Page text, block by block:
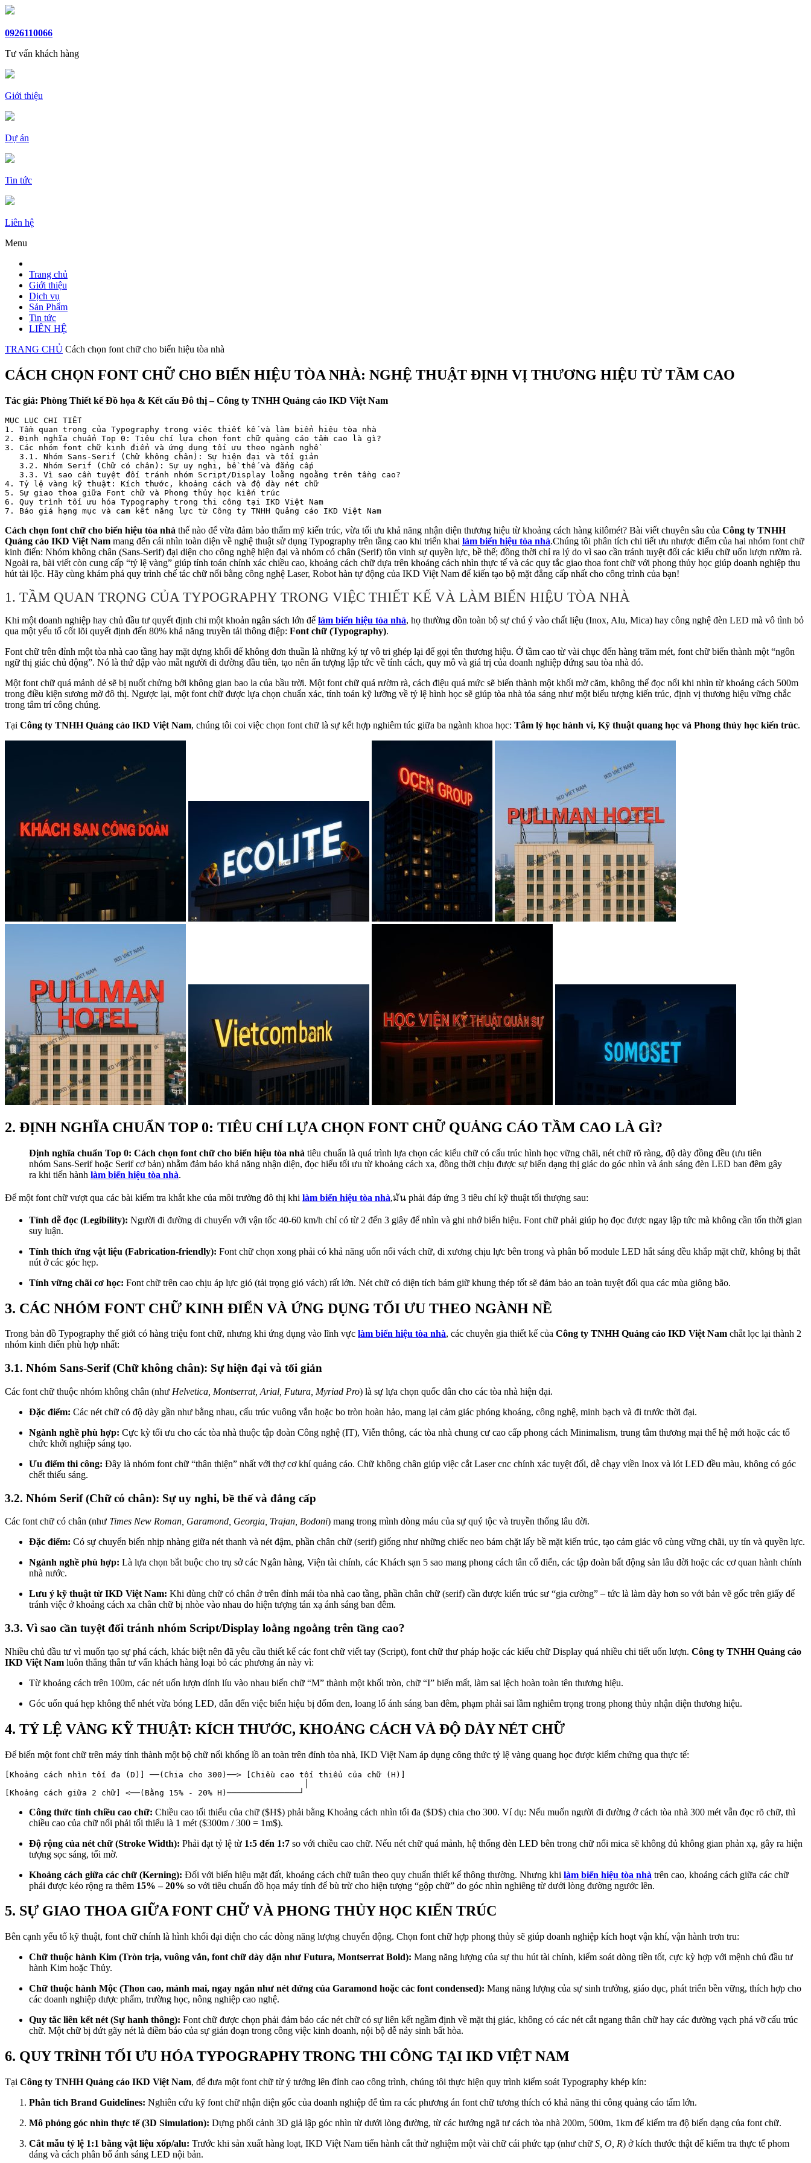
0926110066
Tư vấn khách hàng
Giới thiệu
Dự án
Tin tức
Liên hệ
Menu
Trang chủ
Giới thiệu
Dịch vụ
Sản Phẩm
Tin tức
LIÊN HỆ
TRANG CHỦ Cách chọn font chữ cho biển hiệu tòa nhà
CÁCH CHỌN FONT CHỮ CHO BIỂN HIỆU TÒA NHÀ: NGHỆ THUẬT ĐỊNH VỊ THƯƠNG HIỆU TỪ TẦM CAO
Tác giả: Phòng Thiết kế Đồ họa & Kết cấu Đô thị – Công ty TNHH Quảng cáo IKD Việt Nam
MỤC LỤC CHI TIẾT
1. Tầm quan trọng của Typography trong việc thiết kế và làm biển hiệu tòa nhà
2. Định nghĩa chuẩn Top 0: Tiêu chí lựa chọn font chữ quảng cáo tầm cao là gì?
3. Các nhóm font chữ kinh điển và ứng dụng tối ưu theo ngành nghề
   3.1. Nhóm Sans-Serif (Chữ không chân): Sự hiện đại và tối giản
   3.2. Nhóm Serif (Chữ có chân): Sự uy nghi, bề thế và đẳng cấp
   3.3. Vì sao cần tuyệt đối tránh nhóm Script/Display loằng ngoằng trên tầng cao?
4. Tỷ lệ vàng kỹ thuật: Kích thước, khoảng cách và độ dày nét chữ
5. Sự giao thoa giữa Font chữ và Phong thủy học kiến trúc
6. Quy trình tối ưu hóa Typography trong thi công tại IKD Việt Nam
Cách chọn font chữ cho biển hiệu tòa nhà thế nào để vừa đảm bảo thẩm mỹ kiến trúc, vừa tối ưu khả năng nhận diện thương hiệu từ khoảng cách hàng kilômét? Bài viết chuyên sâu của Công ty TNHH
Quảng cáo IKD Việt Nam mang đến cái nhìn toàn diện về nghệ thuật sử dụng Typography trên tầng cao khi triển khai làm biển hiệu tòa nhà.Chúng tôi phân tích chi tiết ưu nhược điểm của hai nhóm font chữ
kinh điển: Nhóm không chân (Sans-Serif) đại diện cho công nghệ hiện đại và nhóm có chân (Serif) tôn vinh sự quyền lực, bề thế; đồng thời chỉ ra lý do vì sao cần tránh tuyệt đối các kiểu chữ uốn lượn rườm rà.
Ngoài ra, bài viết còn cung cấp “tỷ lệ vàng” giúp tính toán chính xác chiều cao, khoảng cách chữ dựa trên khoảng cách nhìn thực tế và các quy tắc giao thoa font chữ với phong thủy học giúp doanh nghiệp thu
hút tài lộc. Hãy cùng khám phá quy trình chế tác chữ nổi bằng công nghệ Laser, Robot hàn tự động của IKD Việt Nam để kiến tạo bộ mặt đẳng cấp nhất cho công trình của bạn!
1. TẦM QUAN TRỌNG CỦA TYPOGRAPHY TRONG VIỆC THIẾT KẾ VÀ LÀM BIỂN HIỆU TÒA NHÀ
Khi một doanh nghiệp hay chủ đầu tư quyết định chi một khoản ngân sách lớn để làm biển hiệu tòa nhà, họ thường dồn toàn bộ sự chú ý vào chất liệu (Inox, Alu, Mica) hay công nghệ đèn LED mà vô tình bỏ
qua một yếu tố cốt lõi quyết định đến 80% khả năng truyền tải thông điệp: Font chữ (Typography).
Font chữ trên đỉnh một tòa nhà cao tầng hay mặt dựng khối đế không đơn thuần là những ký tự vô tri ghép lại để gọi tên thương hiệu. Ở tầm cao từ vài chục đến hàng trăm mét, font chữ biến thành một “ngôn
ngữ thị giác chủ động”. Nó là thứ đập vào mắt người đi đường đầu tiên, tạo nên ấn tượng lập tức về tính cách, quy mô và giá trị của doanh nghiệp đứng sau tòa nhà đó.
Một font chữ quá mảnh dẻ sẽ bị nuốt chửng bởi không gian bao la của bầu trời. Một font chữ quá rườm rà, cách điệu quá mức sẽ biến thành một khối mờ căm, không thể đọc nổi khi nhìn từ khoảng cách 500m
trong điều kiện sương mờ đô thị. Ngược lại, một font chữ được lựa chọn chuẩn xác, tính toán kỹ lưỡng về tỷ lệ hình học sẽ giúp tòa nhà tỏa sáng như một biểu tượng kiến trúc, định vị thương hiệu vững chắc
trong tâm trí công chúng.
Tại Công ty TNHH Quảng cáo IKD Việt Nam, chúng tôi coi việc chọn font chữ là sự kết hợp nghiêm túc giữa ba ngành khoa học: Tâm lý học hành vi, Kỹ thuật quang học và Phong thủy học kiến trúc.
2. ĐỊNH NGHĨA CHUẨN TOP 0: TIÊU CHÍ LỰA CHỌN FONT CHỮ QUẢNG CÁO TẦM CAO LÀ GÌ?
Định nghĩa chuẩn Top 0: Cách chọn font chữ cho biển hiệu tòa nhà tiêu chuẩn là quá trình lựa chọn các kiểu chữ có cấu trúc hình học vững chãi, nét chữ rõ ràng, độ dày đồng đều (ưu tiên
nhóm Sans-Serif hoặc Serif cơ bản) nhằm đảm bảo khả năng nhận diện, đọc hiểu tối ưu từ khoảng cách xa, đồng thời chịu được sự biến dạng thị giác do góc nhìn và ánh sáng đèn LED ban đêm gây
ra khi tiến hành làm biển hiệu tòa nhà.
Để một font chữ vượt qua các bài kiểm tra khắt khe của môi trường đô thị khi làm biển hiệu tòa nhà,มัน phải đáp ứng 3 tiêu chí kỹ thuật tối thượng sau:
Tính dễ đọc (Legibility): Người đi đường di chuyển với vận tốc 40-60 km/h chỉ có từ 2 đến 3 giây để nhìn và ghi nhớ biển hiệu. Font chữ phải giúp họ đọc được ngay lập tức mà không cần tốn thời gian
suy luận.
Tính thích ứng vật liệu (Fabrication-friendly): Font chữ chọn xong phải có khả năng uốn nổi vách chữ, đi xương chịu lực bên trong và phân bổ module LED hắt sáng đều khắp mặt chữ, không bị thắt
nút ở các góc hẹp.
Tính vững chãi cơ học: Font chữ trên cao chịu áp lực gió (tải trọng gió vách) rất lớn. Nét chữ có diện tích bám giữ khung thép tốt sẽ đảm bảo an toàn tuyệt đối qua các mùa giông bão.
3. CÁC NHÓM FONT CHỮ KINH ĐIỂN VÀ ỨNG DỤNG TỐI ƯU THEO NGÀNH NỀ
Trong bản đồ Typography thế giới có hàng triệu font chữ, nhưng khi ứng dụng vào lĩnh vực làm biển hiệu tòa nhà, các chuyên gia thiết kế của Công ty TNHH Quảng cáo IKD Việt Nam chắt lọc lại thành 2
nhóm kinh điển phù hợp nhất:
3.1. Nhóm Sans-Serif (Chữ không chân): Sự hiện đại và tối giản
Các font chữ thuộc nhóm không chân (như Helvetica, Montserrat, Arial, Futura, Myriad Pro) là sự lựa chọn quốc dân cho các tòa nhà hiện đại.
Đặc điểm: Các nét chữ có độ dày gần như bằng nhau, cấu trúc vuông vắn hoặc bo tròn hoàn hảo, mang lại cảm giác phóng khoáng, công nghệ, minh bạch và đi trước thời đại.
Ngành nghề phù hợp: Cực kỳ tối ưu cho các tòa nhà thuộc tập đoàn Công nghệ (IT), Viễn thông, các tòa nhà chung cư cao cấp phong cách Minimalism, trung tâm thương mại thế hệ mới hoặc các tổ
chức khởi nghiệp sáng tạo.
Ưu điểm thi công: Đây là nhóm font chữ “thân thiện” nhất với thợ cơ khí quảng cáo. Chữ không chân giúp việc cắt Laser cnc chính xác tuyệt đối, dễ chạy viền Inox và lót LED đều màu, không có góc
chết thiếu sáng.
3.2. Nhóm Serif (Chữ có chân): Sự uy nghi, bề thế và đẳng cấp
Các font chữ có chân (như Times New Roman, Garamond, Georgia, Trajan, Bodoni) mang trong mình dòng máu của sự quý tộc và truyền thống lâu đời.
Đặc điểm: Có sự chuyển biến nhịp nhàng giữa nét thanh và nét đậm, phần chân chữ (serif) giống như những chiếc neo bám chặt lấy bề mặt kiến trúc, tạo cảm giác vô cùng vững chãi, uy tín và quyền lực.
Ngành nghề phù hợp: Là lựa chọn bắt buộc cho trụ sở các Ngân hàng, Viện tài chính, các Khách sạn 5 sao mang phong cách tân cổ điển, các tập đoàn bất động sản lâu đời hoặc các cơ quan hành chính
nhà nước.
Lưu ý kỹ thuật từ IKD Việt Nam: Khi dùng chữ có chân ở trên đỉnh mái tòa nhà cao tầng, phần chân chữ (serif) cần được kiến trúc sư “gia cường” – tức là làm dày hơn so với bản vẽ gốc trên giấy để
tránh việc ở khoảng cách xa chân chữ bị nhòe vào nhau do hiện tượng tán xạ ánh sáng ban đêm.
3.3. Vì sao cần tuyệt đối tránh nhóm Script/Display loằng ngoằng trên tầng cao?
Nhiều chủ đầu tư vì muốn tạo sự phá cách, khác biệt nên đã yêu cầu thiết kế các font chữ viết tay (Script), font chữ thư pháp hoặc các kiểu chữ Display quá nhiều chi tiết uốn lượn. Công ty TNHH Quảng cáo
IKD Việt Nam luôn thẳng thắn tư vấn khách hàng loại bỏ các phương án này vì:
Từ khoảng cách trên 100m, các nét uốn lượn dính líu vào nhau biến chữ “M” thành một khối tròn, chữ “I” biến mất, làm sai lệch hoàn toàn tên thương hiệu.
Góc uốn quá hẹp không thể nhét vừa bóng LED, dẫn đến việc biển hiệu bị đốm đen, loang lổ ánh sáng ban đêm, phạm phải sai lầm nghiêm trọng trong phong thủy nhận diện thương hiệu.
4. TỶ LỆ VÀNG KỸ THUẬT: KÍCH THƯỚC, KHOẢNG CÁCH VÀ ĐỘ DÀY NÉT CHỮ
Để biến một font chữ trên máy tính thành một bộ chữ nổi khổng lồ an toàn trên đỉnh tòa nhà, IKD Việt Nam áp dụng công thức tỷ lệ vàng quang học được kiểm chứng qua thực tế:
[Khoảng cách nhìn tối đa (D)] ──(Chia cho 300)──> [Chiều cao tối thiểu của chữ (H)]
Công thức tính chiều cao chữ: Chiều cao tối thiểu của chữ ($H$) phải bằng Khoảng cách nhìn tối đa ($D$) chia cho 300. Ví dụ: Nếu muốn người đi đường ở cách tòa nhà 300 mét vẫn đọc rõ chữ, thì
chiều cao của chữ nổi phải tối thiểu là 1 mét ($300m / 300 = 1m$).
Độ rộng của nét chữ (Stroke Width): Phải đạt tỷ lệ từ 1:5 đến 1:7 so với chiều cao chữ. Nếu nét chữ quá mảnh, hệ thống đèn LED bên trong chữ nổi mica sẽ không đủ không gian phản xạ, gây ra hiện
tượng sọc sáng, tối mờ.
Khoảng cách giữa các chữ (Kerning): Đối với biển hiệu mặt đất, khoảng cách chữ tuân theo quy chuẩn thiết kế thông thường. Nhưng khi làm biển hiệu tòa nhà trên cao, khoảng cách giữa các chữ
phải được kéo rộng ra thêm 15% – 20% so với tiêu chuẩn đồ họa máy tính để bù trừ cho hiện tượng “gộp chữ” do góc nhìn nghiêng từ dưới lòng đường ngước lên.
5. SỰ GIAO THOA GIỮA FONT CHỮ VÀ PHONG THỦY HỌC KIẾN TRÚC
Bên cạnh yếu tố kỹ thuật, font chữ chính là hình khối đại diện cho các dòng năng lượng chuyển động. Chọn font chữ hợp phong thủy sẽ giúp doanh nghiệp kích hoạt vận khí, vận hành trơn tru:
Chữ thuộc hành Kim (Tròn trịa, vuông vắn, font chữ dày dặn như Futura, Montserrat Bold): Mang năng lượng của sự thu hút tài chính, kiểm soát dòng tiền tốt, cực kỳ hợp với mệnh chủ đầu tư
hành Kim hoặc Thủy.
Chữ thuộc hành Mộc (Thon cao, mảnh mai, ngay ngắn như nét đứng của Garamond hoặc các font condensed): Mang năng lượng của sự sinh trưởng, giáo dục, phát triển bền vững, thích hợp cho
các doanh nghiệp dược phẩm, trường học, nông nghiệp cao nghệ.
Quy tắc liên kết nét (Sự hanh thông): Font chữ được chọn phải đảm bảo các nét chữ có sự liên kết ngầm định về mặt thị giác, không có các nét cắt ngang thân chữ hay các đường vạch phá vỡ cấu trúc
chữ. Một chữ bị đứt gãy nét là điềm báo của sự gián đoạn trong công việc kinh doanh, nội bộ dễ nảy sinh bất hòa.
6. QUY TRÌNH TỐI ƯU HÓA TYPOGRAPHY TRONG THI CÔNG TẠI IKD VIỆT NAM
Tại Công ty TNHH Quảng cáo IKD Việt Nam, để đưa một font chữ từ ý tưởng lên đỉnh cao công trình, chúng tôi thực hiện quy trình kiểm soát Typography khép kín:
Phân tích Brand Guidelines: Nghiên cứu kỹ font chữ nhận diện gốc của doanh nghiệp để tìm ra các phương án font chữ tương thích có khả năng thi công quảng cáo tấm lớn.
Mô phỏng góc nhìn thực tế (3D Simulation): Dựng phối cảnh 3D giả lập góc nhìn từ dưới lòng đường, từ các hướng ngã tư cách tòa nhà 200m, 500m, 1km để kiểm tra độ biến dạng của font chữ.
Cắt mẫu tỷ lệ 1:1 bằng vật liệu xốp/alu: Trước khi sản xuất hàng loạt, IKD Việt Nam tiến hành cắt thử nghiệm một vài chữ cái phức tạp (như chữ S, O, R) ở kích thước thật để kiểm tra thực tế phom
dáng và cách phân bổ ánh sáng LED nội bản.